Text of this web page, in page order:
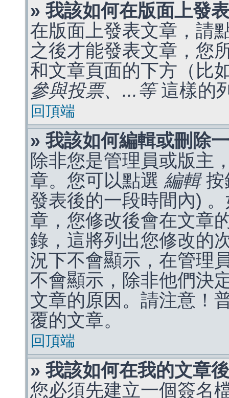
» 我該如何在版面上發
在版面上發表文章，請
之後才能發表文章，您
和文章頁面的下方（比
參與投票、...等這樣的
回頂端
» 我該如何編輯或刪除
除非您是管理員或版主
章。您可以點選 編輯按
發表後的一段時間內)
章，您修改後會在文章
錄，這將列出您修改的
況下不會顯示，在管理
不會顯示，除非他們決
文章的原因。請注意！
覆的文章。
回頂端
» 我該如何在我的文章
您必須先建立一個簽名